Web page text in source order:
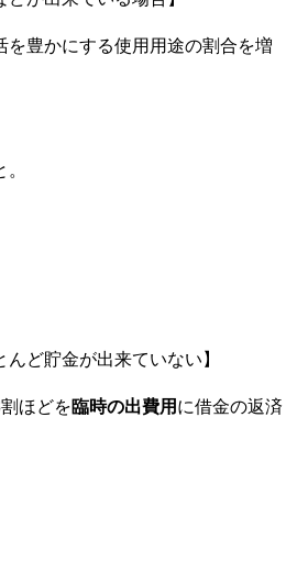
を豊かにする使用用途の割合を増
んど貯金が出来ていない】
ほどを臨時の出費用 に借金の返済